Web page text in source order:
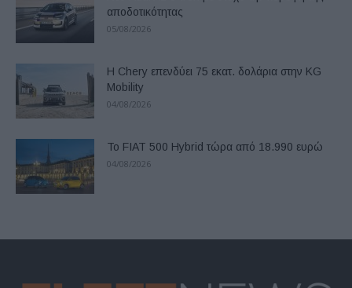
αποδοτικότητας
05/08/2026
Η Chery επενδύει 75 εκατ. δολάρια στην KG
Mobility
04/08/2026
Το FIAT 500 Hybrid τώρα από 18.990 ευρώ
04/08/2026